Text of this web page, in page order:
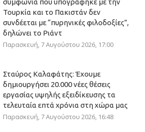
συμφωνία που υπογράφηκε με την
Τουρκία και το Πακιστάν δεν
συνδέεται με “πυρηνικές φιλοδοξίες”,
δηλώνει το Ριάντ
Παρασκευή, 7 Αυγούστου 2026, 17:00
Σταύρος Καλαφάτης: Έχουμε
δημιουργήσει 20.000 νέες θέσεις
εργασίας υψηλής εξειδίκευσης τα
τελευταία επτά χρόνια στη χώρα μας
Παρασκευή, 7 Αυγούστου 2026, 16:48